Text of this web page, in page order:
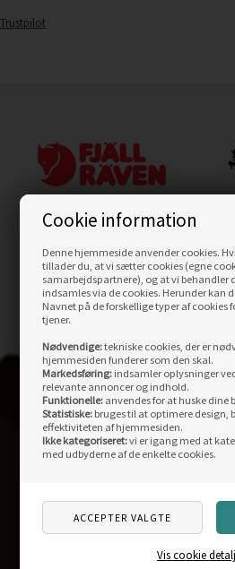
Cookie information
Denne hjemmeside anvender cookies.
tillader du, at vi sætter cookies (egne
samarbejdspartnere), og at vi behandler
indsamles via de cookies. Herunder kan
Navnet på de forskellige typer af
tjener.
Nødvendige:tekniske cookies, der er
hjemmesiden funderer som den skal.
Markedsføring: indsamler oplysninger
relevante annoncer og indhold.
Funktionelle: anvendes for at huske dine
Statistiske: bruges til at optimere design,
effektiviteten af hjemmesiden.
Ikke kategoriseret:vi er igang med at
med udbyderne af de enkelte cookies.
Vis cookie
Trustpilot
KONTAKTOS
Storegade 12
DK-6880 Tarm